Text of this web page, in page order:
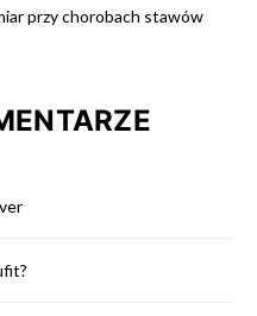
przy chorobach stawów